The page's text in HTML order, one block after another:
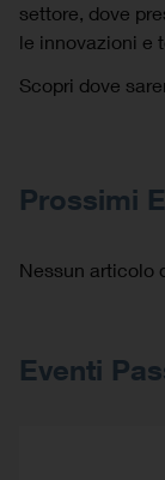
settore, dove
le innovazioni e
Scopri dove
Prossimi
Nessun articolo
Eventi